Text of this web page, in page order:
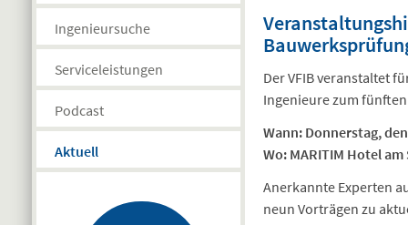
Ingenieursuche
Serviceleistungen
Podcast
Aktuell
Sie sind hier
Der VFIB veranstaltet
Ingenieure zum
Wann: Donnerstag,
Wo: MARITIM Hotel
Anerkannte Experten
neun Vorträgen zu